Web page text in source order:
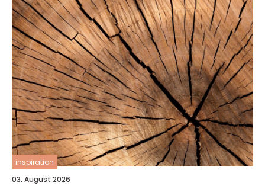
inspiration
03. August 2026